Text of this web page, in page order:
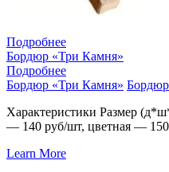
Подробнее
Бордюр «Три Камня»
Подробнее
Бордюр «Три Камня» Бордюр
Характеристики Размер
— 140 руб/шт, цветная —
Learn More